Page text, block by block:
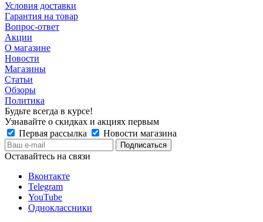
Условия доставки
Гарантия на товар
Вопрос-ответ
Акции
О магазине
Новости
Магазины
Статьи
Обзоры
Политика
Будьте всегда в курсе!
Узнавайте о скидках и акциях первым
Первая рассылка
Новости магазина
Оставайтесь на связи
Вконтакте
Telegram
YouTube
Одноклассники